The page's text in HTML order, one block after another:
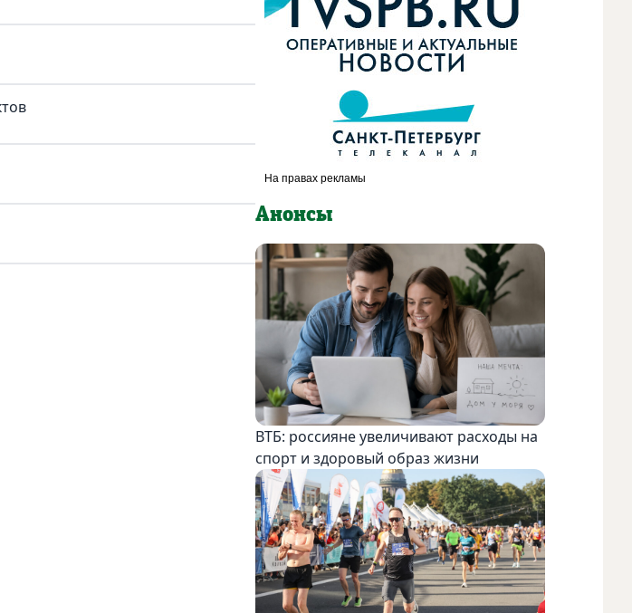
Анонсы
ВТБ: россияне увеличивают расходы на
спорт и здоровый образ жизни